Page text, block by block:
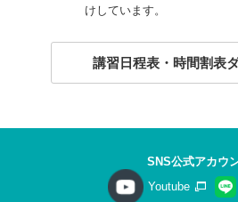
けしています。
講習日程表・時間割表
SNS公式アカウ
Youtube